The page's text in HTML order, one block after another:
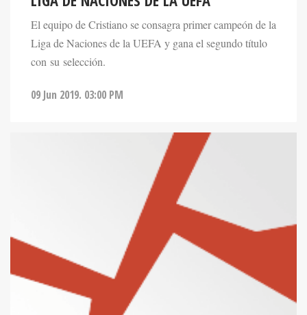
El equipo de Cristiano se consagra primer campeón de la
Liga de Naciones de la UEFA y gana el segundo título
con su selección.
09 Jun 2019. 03:00 PM